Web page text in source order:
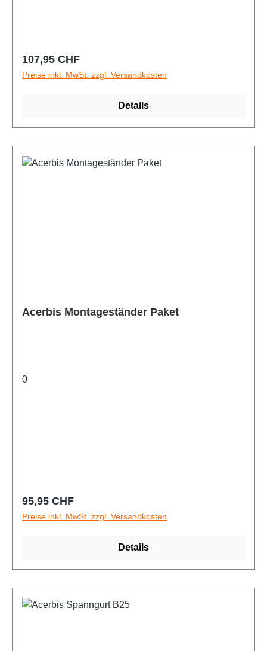
Regulärer Preis:
107,95 CHF
Preise inkl. MwSt. zzgl. Versandkosten
Details
Acerbis Montageständer Paket
0
Regulärer Preis:
95,95 CHF
Preise inkl. MwSt. zzgl. Versandkosten
Details